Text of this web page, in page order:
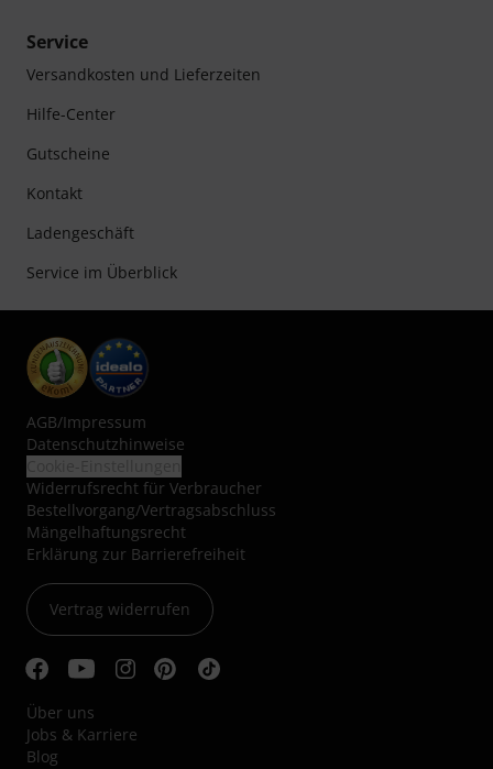
Service
Versandkosten und Lieferzeiten
Hilfe-Center
Gutscheine
Kontakt
Ladengeschäft
Service im Überblick
AGB/Impressum
Datenschutzhinweise
Widerrufsrecht für Verbraucher
Bestellvorgang/Vertragsabschluss
Mängelhaftungsrecht
Erklärung zur Barrierefreiheit
Vertrag widerrufen
Über uns
Jobs & Karriere
Blog